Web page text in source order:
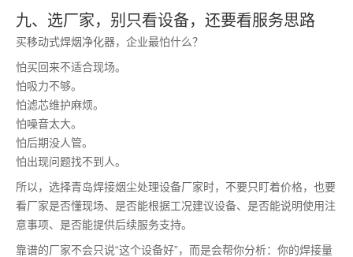
九、选厂家，别只看设备，还要看服务思路
买移动式焊烟净化器，企业最怕什么？
怕买回来不适合现场。
怕吸力不够。
怕滤芯维护麻烦。
怕噪音太大。
怕后期没人管。
怕出现问题找不到人。
所以，选择青岛焊接烟尘处理设备厂家时，不要只盯着价格，也要
看厂家是否懂现场、是否能根据工况建议设备、是否能说明使用注
意事项、是否能提供后续服务支持。
靠谱的厂家不会只说“这个设备好”，而是会帮你分析：你的焊接量